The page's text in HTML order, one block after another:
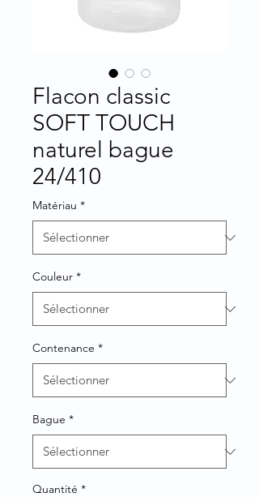
Flacon classic
SOFT TOUCH
naturel bague
24/410
Matériau *
Couleur *
Contenance *
Bague *
Quantité *